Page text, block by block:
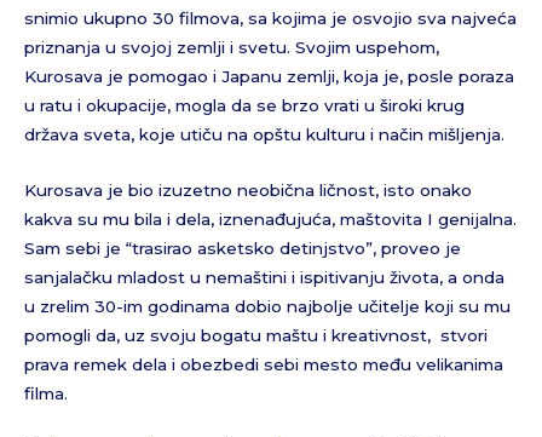
snimio ukupno 30 filmova, sa kojima je osvojio sva najveća
priznanja u svojoj zemlji i svetu. Svojim uspehom,
Kurosava je pomogao i Japanu zemlji, koja je, posle poraza
u ratu i okupacije, mogla da se brzo vrati u široki krug
država sveta, koje utiču na opštu kulturu i način mišljenja.
Kurosava je bio izuzetno neobična ličnost, isto onako
kakva su mu bila i dela, iznenađujuća, maštovita I genijalna.
Sam sebi je “trasirao asketsko detinjstvo”, proveo je
sanjalačku mladost u nemaštini i ispitivanju života, a onda
u zrelim 30-im godinama dobio najbolje učitelje koji su mu
pomogli da, uz svoju bogatu maštu i kreativnost, stvori
prava remek dela i obezbedi sebi mesto među velikanima
filma.